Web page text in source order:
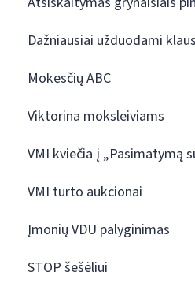
Dažniausiai užduodami
Mokesčių ABC
Viktorina moksleiviams
VMI kviečia į „Pasimatymą
VMI turto aukcionai
Įmonių VDU palyginimas
STOP šešėliui